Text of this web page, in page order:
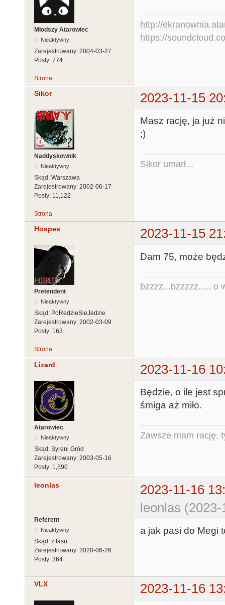
Młodszy Atarowiec
Nieaktywny
Zarejestrowany: 2004-03-27
Posty: 774
http://
https://
Strona
Sikor 2023-11-15
Naddyskownik
Nieaktywny
Skąd: Warszawa
Zarejestrowany: 2002-06-17
Posty: 11,122
Masz rację, ja już
;)
Sikor umarł...
Strona
Hospes 2023-11-15
Pretendent
Nieaktywny
Skąd: PoRedzieSieJedzie
Zarejestrowany: 2002-03-09
Posty: 163
Dam 75, może
bzzzz...bzzzzz..... o
Strona
Lizard 2023-11-16
Atarowiec
Nieaktywny
Skąd: Syreni Gród
Zarejestrowany: 2003-05-16
Posty: 1,590
Będzie, o ile jest
śmiga aż miło.
Zawsze mam rację,
leonlas
2023-11-16
leonlas
Referent
Nieaktywny
Skąd: z lasu.
Zarejestrowany: 2020-06-26
Posty: 364
a jak pasi do Megi
VLX 2023-11-16